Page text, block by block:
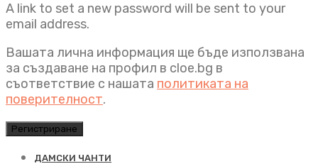
A link to set a new password will be sent to your
email address.
Вашата лична информация ще бъде използвана
за създаване на профил в cloe.bg в
съответствие с нашата политиката на
поверителност.
Регистриране
ДАМСКИ ЧАНТИ